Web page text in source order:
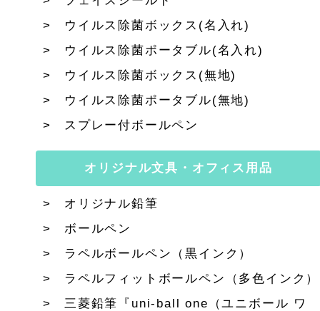
ウイルス除菌ボックス(名入れ)
ウイルス除菌ポータブル(名入れ)
ウイルス除菌ボックス(無地)
ウイルス除菌ポータブル(無地)
スプレー付ボールペン
オリジナル文具・オフィス用品
オリジナル鉛筆
ボールペン
ラペルボールペン（黒インク）
ラペルフィットボールペン（多色インク）
三菱鉛筆『uni-ball one（ユニボール ワ